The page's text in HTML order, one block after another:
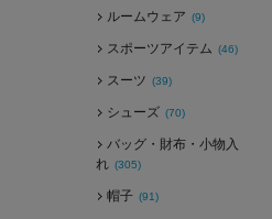
ルームウェア (9)
スポーツアイテム (46)
スーツ (39)
シューズ (70)
バッグ・財布・小物入
れ (305)
帽子 (91)